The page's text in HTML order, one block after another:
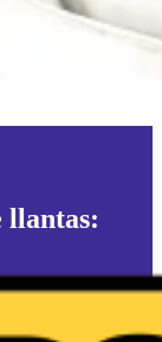
llantas: